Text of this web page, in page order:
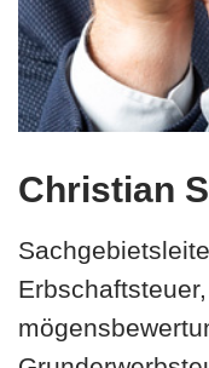
Christian